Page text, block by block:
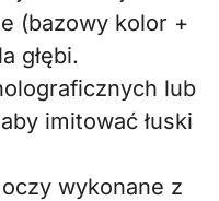
(bazowy kolor +
głębi.
lub
imitować łuski
wykonane z